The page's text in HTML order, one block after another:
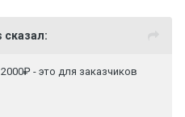
сказал:
- это для заказчиков